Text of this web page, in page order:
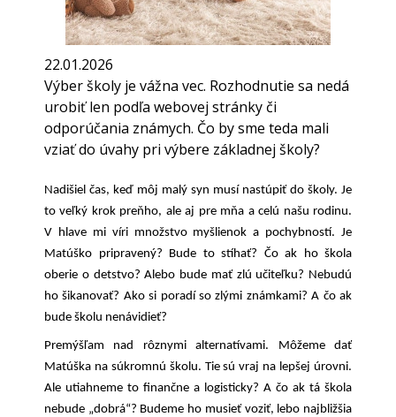
22.01.2026
Výber školy je vážna vec. Rozhodnutie sa nedá
urobiť len podľa webovej stránky či
odporúčania známych. Čo by sme teda mali
vziať do úvahy pri výbere základnej školy?
Nadišiel čas, keď môj malý syn musí nastúpiť do školy. Je
to veľký krok preňho, ale aj pre mňa a celú našu rodinu.
V hlave mi víri množstvo myšlienok a pochybností. Je
Matúško pripravený? Bude to stíhať? Čo ak ho škola
oberie o detstvo? Alebo bude mať zlú učiteľku? Nebudú
ho šikanovať? Ako si poradí so zlými známkami? A čo ak
bude školu nenávidieť?
Premýšľam nad rôznymi alternatívami. Môžeme dať
Matúška na súkromnú školu. Tie sú vraj na lepšej úrovni.
Ale utiahneme to finančne a logisticky? A čo ak tá škola
nebude „dobrá“? Budeme ho musieť voziť, lebo najbližšia